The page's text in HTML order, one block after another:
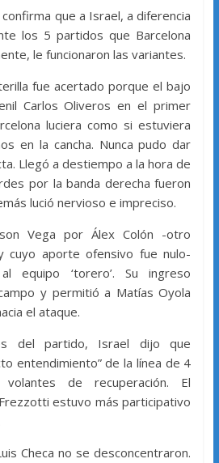
que a Israel, a diferencia
los 5 partidos que Barcelona
le funcionaron las variantes.
fue acertado porque el bajo
Carlos Oliveros en el primer
luciera como si estuviera
en la cancha. Nunca pudo dar
Llegó a destiempo a la hora de
por la banda derecha fueron
lució nervioso e impreciso.
Vega por Álex Colón -otro
cuyo aporte ofensivo fue nulo-
equipo ‘torero’. Su ingreso
y permitió a Matías Oyola
el ataque.
del partido, Israel dijo que
entendimiento” de la línea de 4
de recuperación. El
estuvo más participativo
Checa no se desconcentraron.